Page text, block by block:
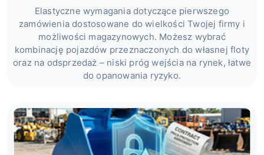
Elastyczne wymagania dotyczące pierwszego
zamówienia dostosowane do wielkości Twojej firmy i
możliwości magazynowych. Możesz wybrać
kombinację pojazdów przeznaczonych do własnej floty
oraz na odsprzedaż – niski próg wejścia na rynek, łatwe
do opanowania ryzyko.